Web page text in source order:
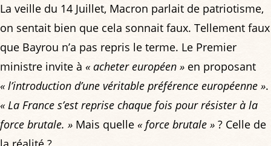
La veille du 14 Juillet, Macron parlait de patriotisme,
on sentait bien que cela sonnait faux. Tellement faux
que Bayrou n’a pas repris le terme. Le Premier
ministre invite à « acheter européen » en proposant
« l’introduction d’une véritable préférence européenne ».
« La France s’est reprise chaque fois pour résister à la
force brutale. » Mais quelle « force brutale » ? Celle de